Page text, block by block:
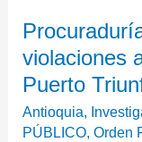
violaciones
Puerto
Antioquia,
PÚBLICO,Orden
halló
presuntas
violaciones
a
los